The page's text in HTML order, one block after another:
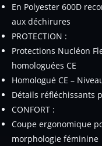
En Polyester 600D
aux déchirures
PROTECTION :
Protections Nucléon
homologuées CE
Homologué CE –
Détails réfléchissants
CONFORT :
Coupe ergonomique
morphologie féminine